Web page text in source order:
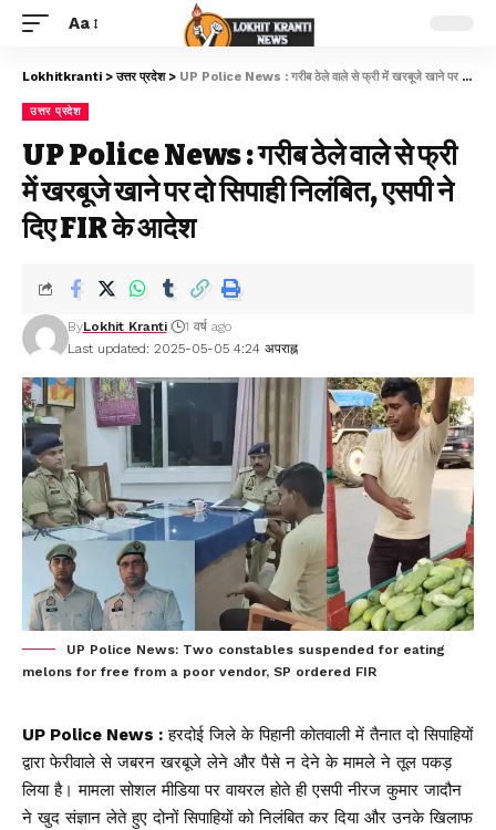
Aa
Lokhitkranti >उत्तर प्रदेश> UP Police News : गरीब ठेले वाले से फ्री में खरबूजे खाने पर दो सिपाही निलंबित, एसपी ने दिए FIR के आदेश
उत्तर प्रदेश
UP Police News : गरीब ठेले वाले से फ्री
में खरबूजे खाने पर दो सिपाही निलंबित, एसपी ने
दिए FIR के आदेश
Last updated: 2025-05-05 4:24 अपराह्न
ByLokhit Kranti 1 वर्ष ago
UP Police News: Two constables suspended for eating
melons for free from a poor vendor, SP ordered FIR
UP Police News : हरदोई जिले के पिहानी कोतवाली में तैनात दो सिपाहियों
द्वारा फेरीवाले से जबरन खरबूजे लेने और पैसे न देने के मामले ने तूल पकड़
लिया है। मामला सोशल मीडिया पर वायरल होते ही एसपी नीरज कुमार जादौन
ने खुद संज्ञान लेते हुए दोनों सिपाहियों को निलंबित कर दिया और उनके खिलाफ